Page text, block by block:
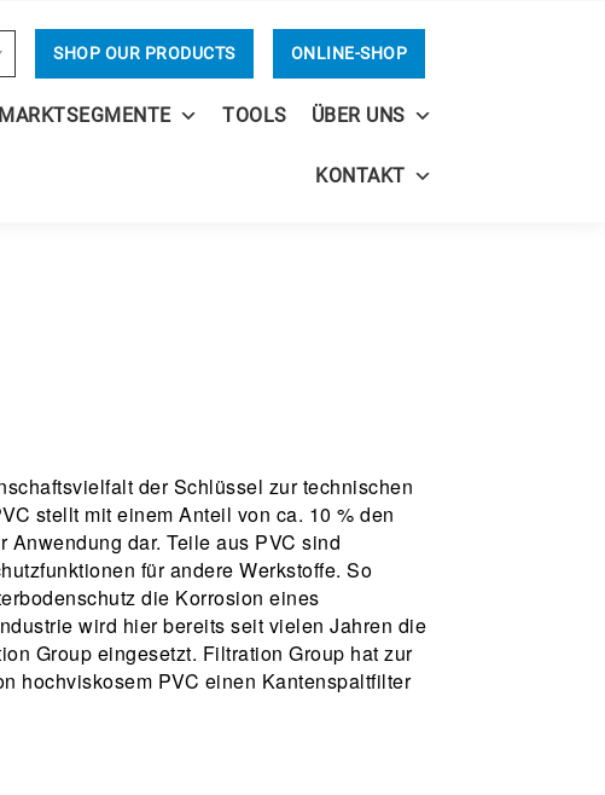
SHOP OUR PRODUCTS ONLINE-SHOP
MARKTSEGMENTE TOOLS ÜBER UNS
KONTAKT
der Schlüssel zur technischen
stellt mit einem Anteil von ca. 10 % den
dar. Teile aus PVC sind
für andere Werkstoffe. So
die Korrosion eines
wird hier bereits seit vielen Jahren die
Group eingesetzt. Filtration Group hat zur
hochviskosem PVC einen Kantenspaltfilter